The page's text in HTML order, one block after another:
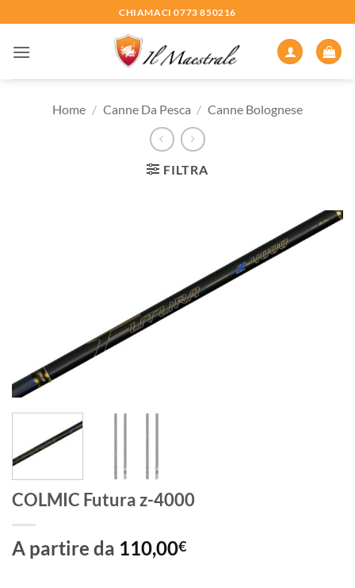
ai
contenuti
CHIAMACI 0773 850216
Home / Canne Da Pesca / Canne Bolognese
FILTRA
COLMIC Futura z-4000
A partire da 110,00€